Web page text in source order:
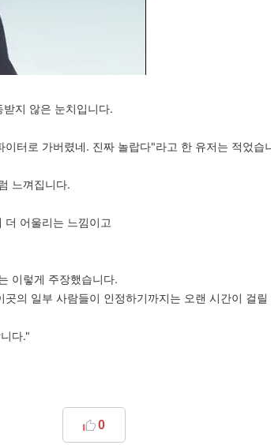
지 않은 눈치입니다.
터로 가버렸네. 진짜 놀랍다"라고 한 유저는 적었습
느껴집니다.
더 어울리는 느낌이고
이렇게 주장했습니다.
의 일부 사람들이 인정하기까지는 오랜 시간이 걸릴
다."
0